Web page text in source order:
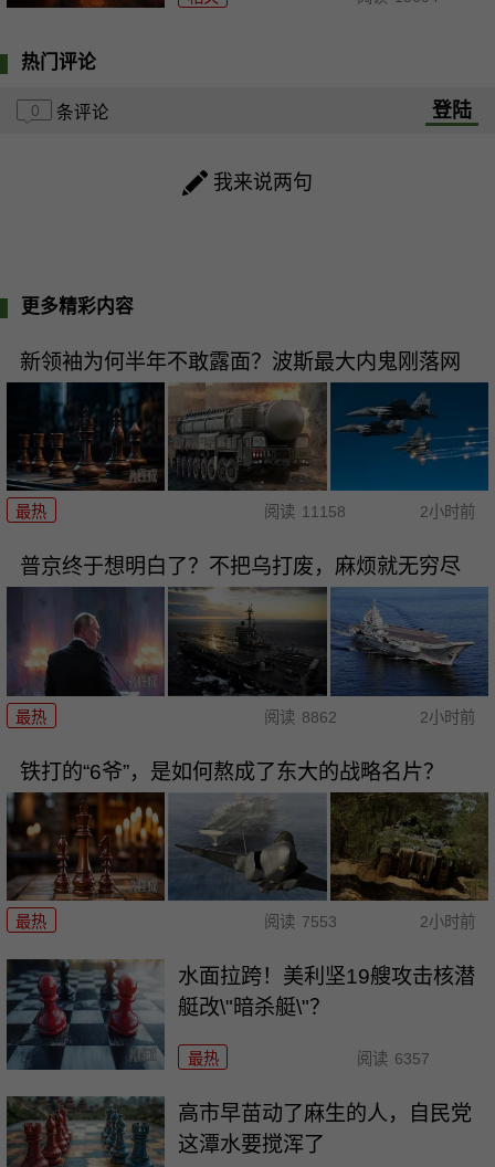
热门评论
0 条评论 登陆
我来说两句
更多精彩内容
新领袖为何半年不敢露面？波斯最大内鬼刚落网
最热 阅读 11158 2小时前
普京终于想明白了？不把乌打废，麻烦就无穷尽
最热 阅读 8862 2小时前
铁打的“6爷”，是如何熬成了东大的战略名片？
最热 阅读 7553 2小时前
水面拉跨！美利坚19艘攻击核潜
艇改\"暗杀艇\"？
最热 阅读 6357
高市早苗动了麻生的人，自民党
这潭水要搅浑了